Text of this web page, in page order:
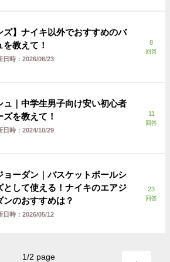
ズ】ナイキ以外でおすすめのバ
を教えて！
日時： 2026/06/23
8
回答
ュ｜中学生男子向け安い初心者
ズを教えて！
日時： 2024/10/29
11
回答
ョーダン｜バスケットボールシ
として使える！ナイキのエアジ
ンのおすすめは？
日時： 2026/05/12
23
回答
1/2 page